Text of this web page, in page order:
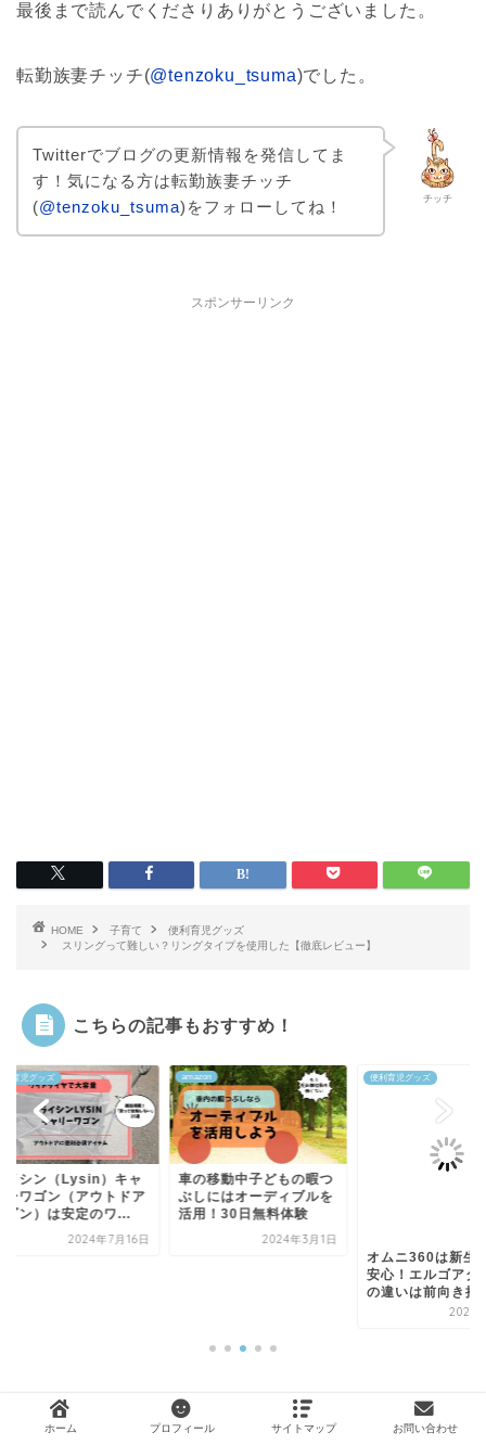
最後まで読んでくださりありがとうございました。
転勤族妻チッチ(@tenzoku_tsuma)でした。
チッチ
Twitterでブログの更新情報を発信してま
す！気になる方は転勤族妻チッチ
(@tenzoku_tsuma)をフォローしてね！
スポンサーリンク
HOME 子育て
便利育児グッズ
スリングって難しい？リングタイプを使用した【徹底レビュー】
こちらの記事もおすすめ！
児グッズ
シン（Lysin）キャ
ワゴン（アウトドア
ン）は安定のワ...
2024年7月16日
amazon
車の移動中子どもの暇つ
ぶしにはオーディブルを
活用！30日無料体験
2024年3月1日
便利育児グッズ
オムニ360は新生児
安心！エルゴアダプ
の違いは前向き抱っ
2020年2
ホーム プロフィール サイトマップ お問い合わせ